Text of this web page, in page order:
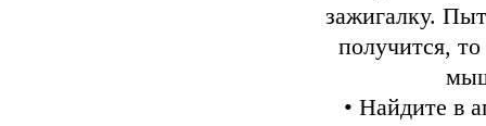
зажигалку.
получится,
• Найдите в